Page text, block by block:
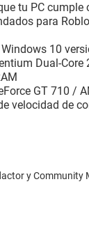
tu PC cumple
para
Windows 10
Dual-Core
GT 710 /
velocidad de
y Community